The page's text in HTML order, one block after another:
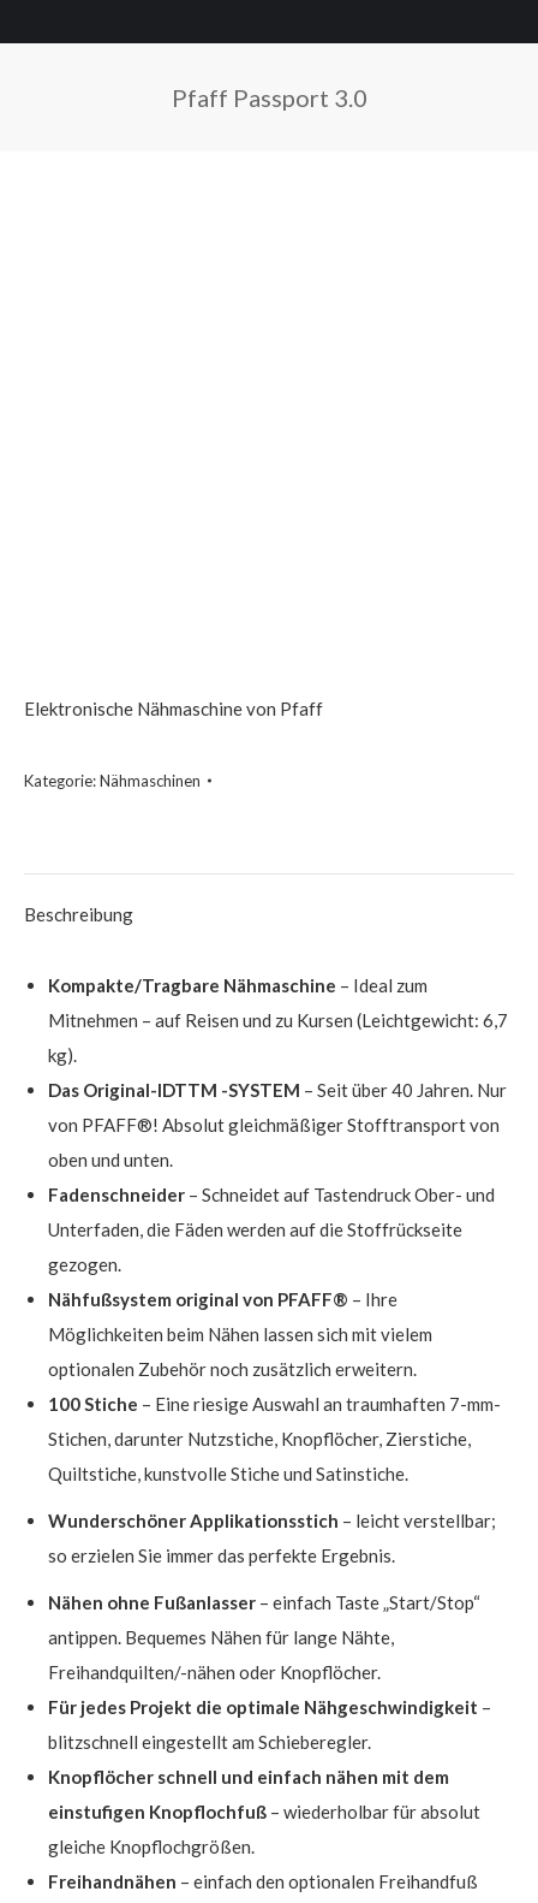
Pfaff Passport 3.0
Elektronische Nähmaschine von Pfaff
Kategorie:Nähmaschinen
Beschreibung
Kompakte/Tragbare Nähmaschine – Ideal zum
Mitnehmen – auf Reisen und zu Kursen (Leichtgewicht: 6,7
kg).
Das Original-IDTTM -SYSTEM – Seit über 40 Jahren. Nur
von PFAFF®! Absolut gleichmäßiger Stofftransport von
oben und unten.
Fadenschneider – Schneidet auf Tastendruck Ober- und
Unterfaden, die Fäden werden auf die Stoffrückseite
gezogen.
Nähfußsystem original von PFAFF® – Ihre
Möglichkeiten beim Nähen lassen sich mit vielem
optionalen Zubehör noch zusätzlich erweitern.
100 Stiche – Eine riesige Auswahl an traumhaften 7-mm-
Stichen, darunter Nutzstiche, Knopflöcher, Zierstiche,
Quiltstiche, kunstvolle Stiche und Satinstiche.
Wunderschöner Applikationsstich – leicht verstellbar;
so erzielen Sie immer das perfekte Ergebnis.
Nähen ohne Fußanlasser – einfach Taste „Start/Stop“
antippen. Bequemes Nähen für lange Nähte,
Freihandquilten/-nähen oder Knopflöcher.
Für jedes Projekt die optimale Nähgeschwindigkeit –
blitzschnell eingestellt am Schieberegler.
Knopflöcher schnell und einfach nähen mit dem
einstufigen Knopflochfuß – wiederholbar für absolut
gleiche Knopflochgrößen.
Freihandnähen – einfach den optionalen Freihandfuß